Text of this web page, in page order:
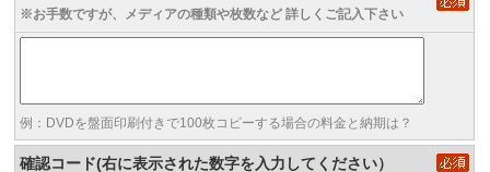
※お手数ですが、メディアの種類や枚数など 詳しくご記入下さい
例：DVDを盤面印刷付きで100枚コピーする場合の料金と納期は？
確認コード(右に表示された数字を入力してください）